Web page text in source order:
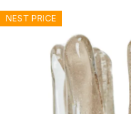
NEST PRICE